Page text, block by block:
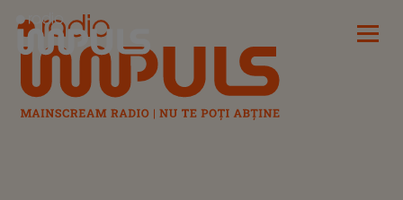
Radio Impuls